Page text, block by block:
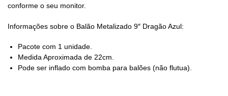
conforme o seu monitor.
Informações sobre o Balão Metalizado 9″ Dragão Azul:
Pacote com 1 unidade.
Medida Aproximada de 22cm.
Pode ser inflado com bomba para balões (não flutua).